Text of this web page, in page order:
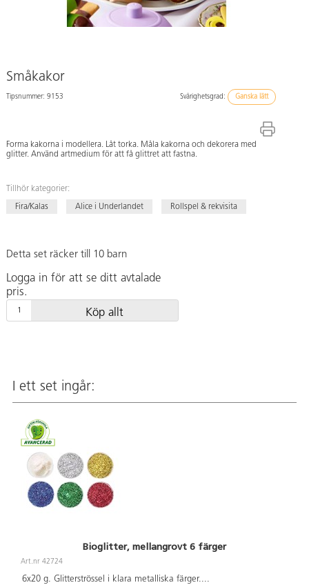
Småkakor
Tipsnummer: 9153 Svårighetsgrad: Ganska lätt
Forma kakorna i modellera. Låt torka. Måla kakorna och dekorera med
glitter. Använd artmedium för att få glittret att fastna.
Tillhör kategorier:
Fira/Kalas Alice i Underlandet Rollspel & rekvisita
Detta set räcker till 10 barn
Logga in för att se ditt avtalade
pris.
Köp allt
I ett set ingår:
Bioglitter, mellangrovt 6 färger
Art.nr 42724
6x20 g. Glitterströssel i klara metalliska färger....